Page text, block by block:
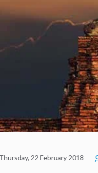
Thursday, 22 February 2018